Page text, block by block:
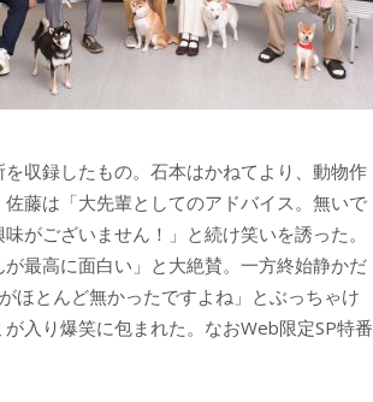
収録したもの。石本はかねてより、動物作
藤は「大先輩としてのアドバイス。無いで
がございません！」と続け笑いを誘った。
最高に面白い」と大絶賛。一方終始静かだ
ほとんど無かったですよね」とぶっちゃけ
入り爆笑に包まれた。なおWeb限定SP特番